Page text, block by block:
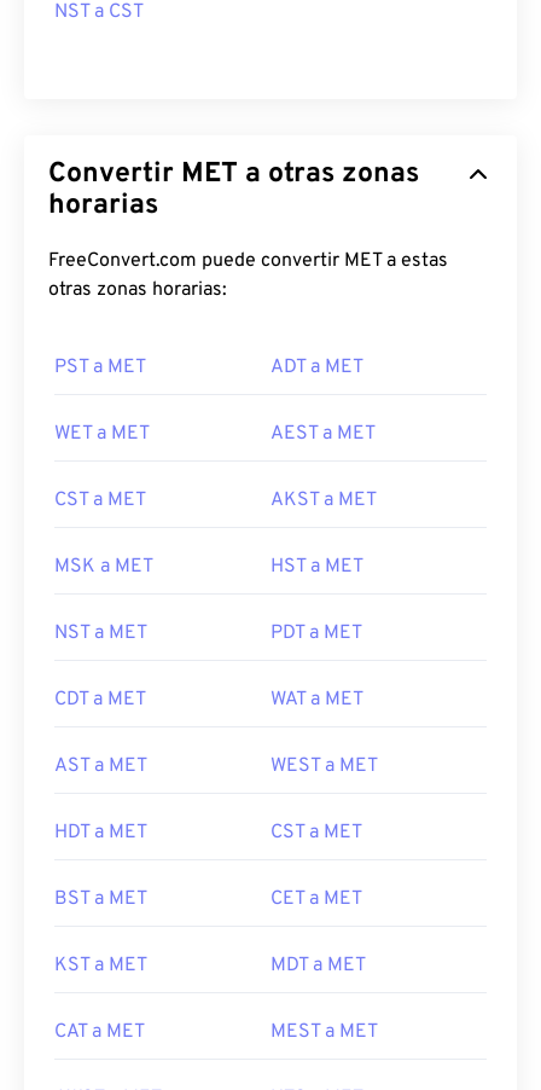
NST a CST
Convertir MET a otras zonas
horarias
FreeConvert.com puede convertir MET a estas
otras zonas horarias:
PST a MET ADT a MET
WET a MET AEST a MET
CST a MET AKST a MET
MSK a MET HST a MET
NST a MET PDT a MET
CDT a MET WAT a MET
AST a MET WEST a MET
HDT a MET CST a MET
BST a MET CET a MET
KST a MET MDT a MET
CAT a MET MEST a MET